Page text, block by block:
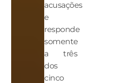
acusações
e
responde
somente
a três
dos
cinco